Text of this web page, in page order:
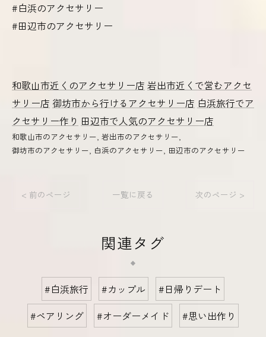
#白浜のアクセサリー
#田辺市のアクセサリー
和歌山市近くのアクセサリー店 岩出市近くで営むアクセ
サリー店 御坊市から行けるアクセサリー店 白浜旅行でア
クセサリー作り 田辺市で人気のアクセサリー店
和歌山市のアクセサリー 岩出市のアクセサリー
御坊市のアクセサリー 白浜のアクセサリー 田辺市のアクセサリー
< 前のページ 一覧に戻る 次のページ >
関連タグ
#白浜旅行 #カップル
#日帰りデート
#ペアリング
#オーダーメイド #思い出作り